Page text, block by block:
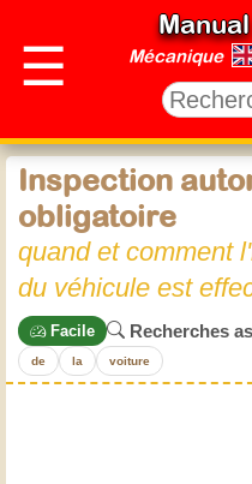
☰ Mécanique
Inspection
obligatoire
quand et comment
du véhicule est
Facile Recherches
de la voiture